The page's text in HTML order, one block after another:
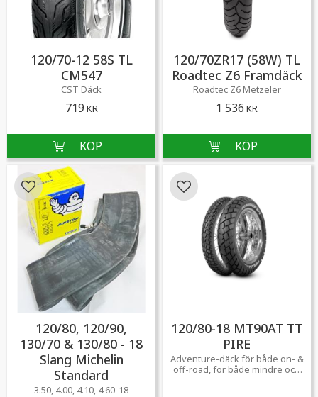
120/70-12 58S TL
CM547
CST Däck
719 KR
120/70ZR17 (58W) TL
Roadtec Z6 Framdäck
Roadtec Z6 Metzeler
1 536 KR
120/80, 120/90,
130/70 & 130/80 - 18
Slang Michelin
Standard
3.50, 4.00, 4.10, 4.60-18
Lägg till i favoriter
120/80-18 MT90AT TT
PIRE
Adventure-däck för både on- &
off-road, för både mindre och
Lägg till i favoriter